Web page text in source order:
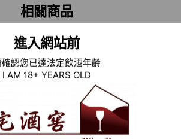
進入網站前
認您已達法定飲酒年齡
I AM 18+ YEARS OLD
相關商品